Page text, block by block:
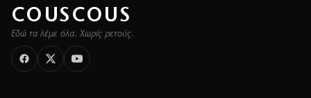
COUSCOUS
Εδώ τα λέμε όλα. Χωρίς ρετούς.